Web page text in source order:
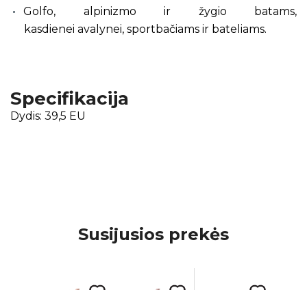
Golfo, alpinizmo ir žygio batams,
kasdienei avalynei, sportbačiams ir bateliams.
Specifikacija
Dydis: 39,5 EU
Susijusios prekės